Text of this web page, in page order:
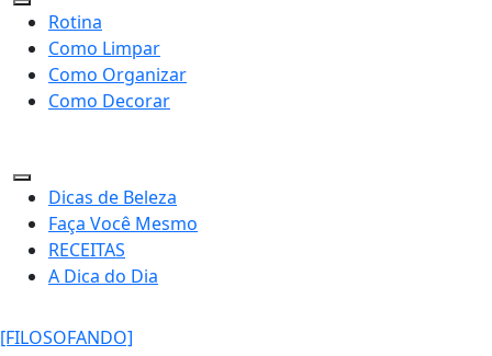
Rotina
Como Limpar
Como Organizar
Como Decorar
Dicas de Beleza
Faça Você Mesmo
RECEITAS
A Dica do Dia
[FILOSOFANDO]